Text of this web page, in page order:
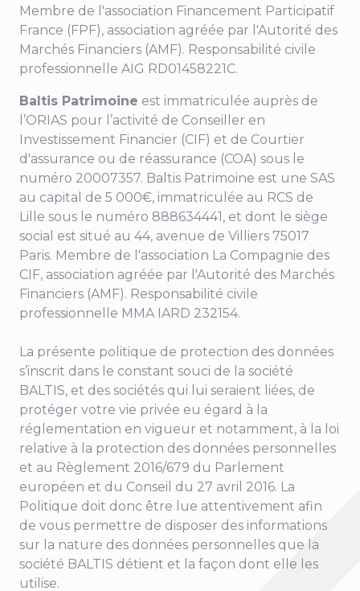
Membre de l'association Financement Participatif
France (FPF), association agréée par l'Autorité des
Marchés Financiers (AMF). Responsabilité civile
professionnelle AIG RD01458221C.
Baltis Patrimoine est immatriculée auprès de
l’ORIAS pour l’activité de Conseiller en
Investissement Financier (CIF) et de Courtier
d'assurance ou de réassurance (COA) sous le
numéro 20007357. Baltis Patrimoine est une SAS
au capital de 5 000€, immatriculée au RCS de
Lille sous le numéro 888634441, et dont le siège
social est situé au 44, avenue de Villiers 75017
Paris. Membre de l'association La Compagnie des
CIF, association agréée par l'Autorité des Marchés
Financiers (AMF). Responsabilité civile
professionnelle MMA IARD 232154.
La présente politique de protection des données
s’inscrit dans le constant souci de la société
BALTIS, et des sociétés qui lui seraient liées, de
protéger votre vie privée eu égard à la
réglementation en vigueur et notamment, à la loi
relative à la protection des données personnelles
et au Règlement 2016/679 du Parlement
européen et du Conseil du 27 avril 2016. La
Politique doit donc être lue attentivement afin
de vous permettre de disposer des informations
sur la nature des données personnelles que la
société BALTIS détient et la façon dont elle les
utilise.